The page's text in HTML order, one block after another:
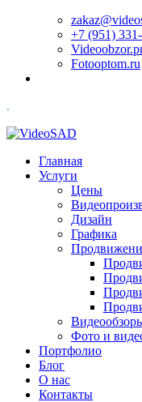
+7 (951)
Fotooptom.ru
.
Главная
Услуги
Цены
Дизайн
Графика
Фото и
Портфолио
Блог
О нас
Контакты